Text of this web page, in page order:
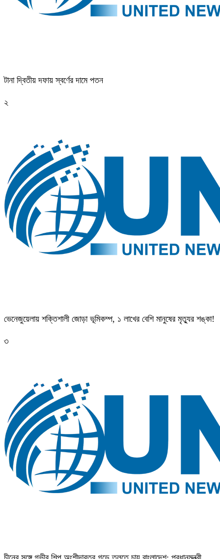
টানা দ্বিতীয় দফায় স্বর্ণের দামে পতন
২
ভেনেজুয়েলায় শক্তিশালী জোড়া ভূমিকম্প, ১ লাখের বেশি মানুষের মৃত্যুর শঙ্কা!
৩